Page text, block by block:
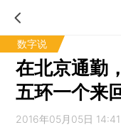
数字说
在北京通勤
五环一个来
2016年05月05日 14:41